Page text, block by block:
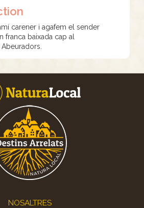
carener i agafem el sender
franca baixada cap al
NOSALTRES